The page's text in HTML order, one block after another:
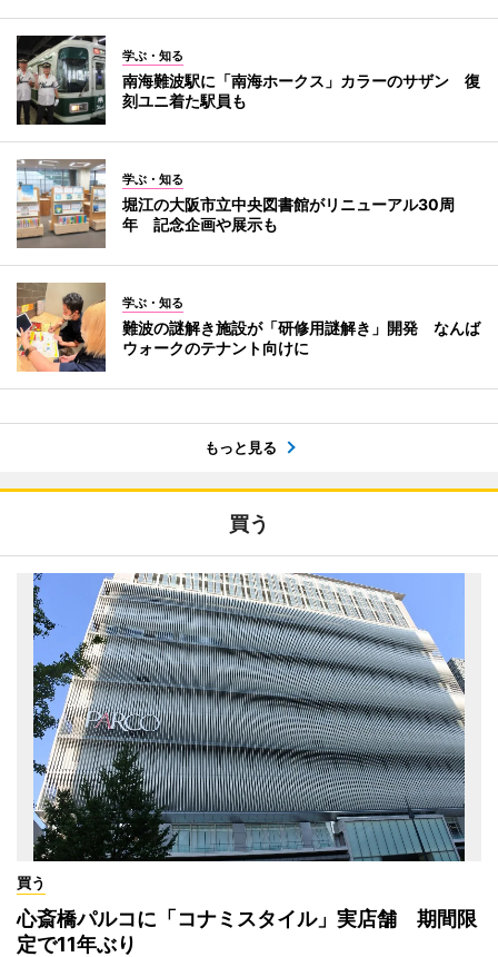
学ぶ・知る
南海難波駅に「南海ホークス」カラーのサザン 復
刻ユニ着た駅員も
学ぶ・知る
堀江の大阪市立中央図書館がリニューアル30周
年 記念企画や展示も
学ぶ・知る
難波の謎解き施設が「研修用謎解き」開発 なんば
ウォークのテナント向けに
もっと見る
買う
買う
心斎橋パルコに「コナミスタイル」実店舗 期間限
定で11年ぶり